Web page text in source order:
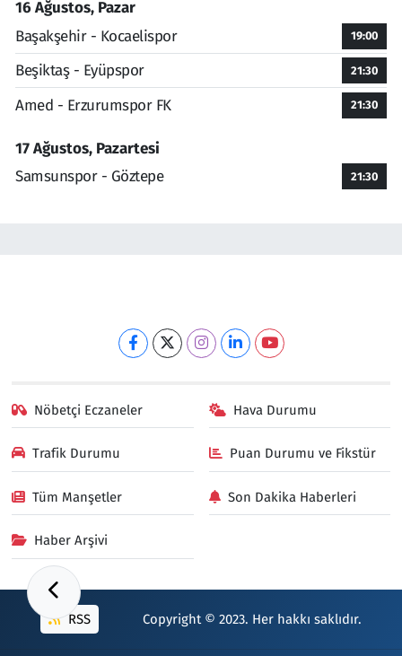
16 Ağustos, Pazar
Başakşehir - Kocaelispor
19:00
Beşiktaş - Eyüpspor 21:30
Amed - Erzurumspor FK 21:30
17 Ağustos, Pazartesi
Samsunspor - Göztepe
21:30
Nöbetçi Eczaneler Hava Durumu
Trafik Durumu Puan Durumu ve Fikstür
Tüm Manşetler Son Dakika Haberleri
Haber Arşivi
RSS Copyright © 2023. Her hakkı saklıdır.